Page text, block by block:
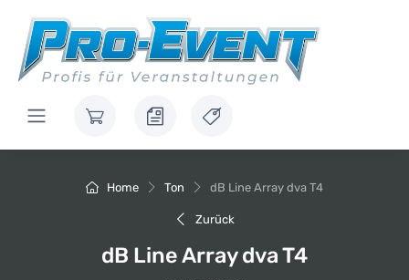
Home Ton dB Line Array dva T4
Zurück
dB Line Array dva T4